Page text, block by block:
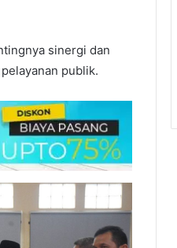
sinergi dan
publik.